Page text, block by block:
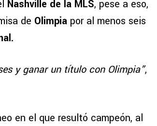
Nashville de la MLS, pese a eso,
de Olimpia por al menos seis
y ganar un título con Olimpia”,
en el que resultó campeón, al